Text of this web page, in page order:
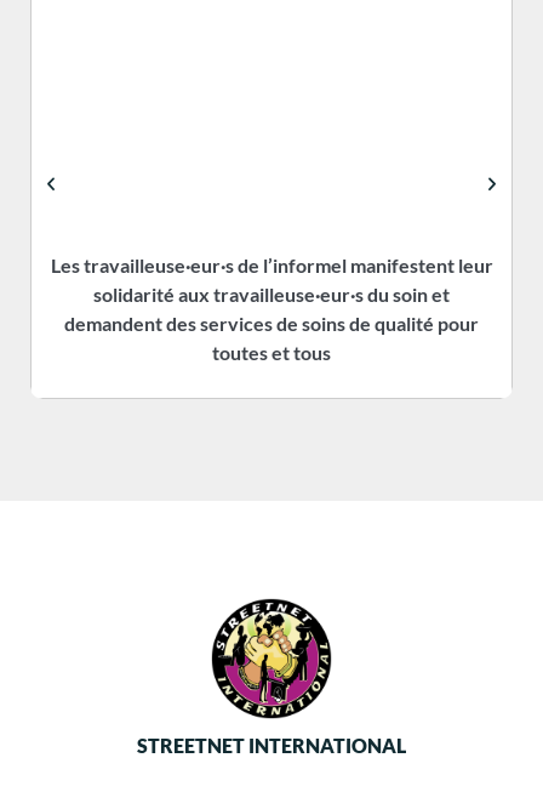
Les travailleuse·eur·s de l’informel manifestent leur
solidarité aux travailleuse·eur·s du soin et
demandent des services de soins de qualité pour
toutes et tous
STREETNET INTERNATIONAL